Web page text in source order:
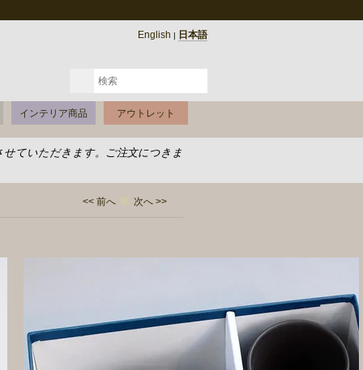
English | 日本語
インテリア商品 アウトレット
せていただきます。ご注文につきま
<< 前へ 次へ >>